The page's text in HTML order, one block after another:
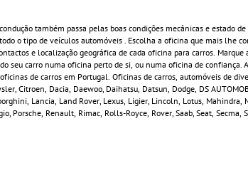
também passa pelas boas condições mecânicas e estado
o tipo de veículos automóveis . Escolha a oficina que mais lhe
e localização geográfica de cada oficina para carros. Marque
seu carro numa oficina perto de si, ou numa oficina de confiança.
de carros em Portugal. Oficinas de carros, automóveis de
Citroen, Dacia, Daewoo, Daihatsu, Datsun, Dodge, DS
Lancia, Land Rover, Lexus, Ligier, Lincoln, Lotus, Mahindra,
Porsche, Renault, Rimac, Rolls-Royce, Rover, Saab, Seat, Secma,